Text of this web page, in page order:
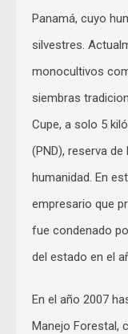
Panamá, cuyo
silvestres.
monocultivos
siembras
Cupe, a solo 5
(PND), reserva
humanidad. En
empresario que
fue condenado
del estado en el
En el año 2007
Manejo Forestal,